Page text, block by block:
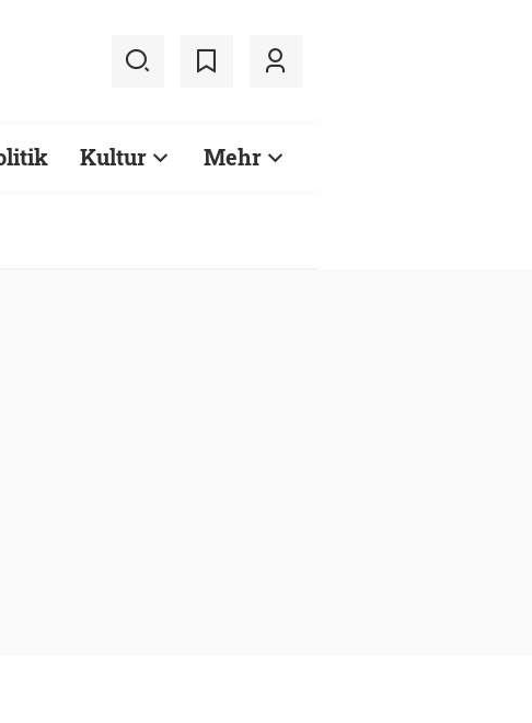
Kultur Mehr